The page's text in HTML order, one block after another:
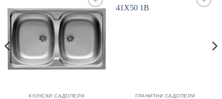
Add to
wishlist
КУЈНСКИ САДОПЕРИ ГРАНИТНИ САДОПЕРИ